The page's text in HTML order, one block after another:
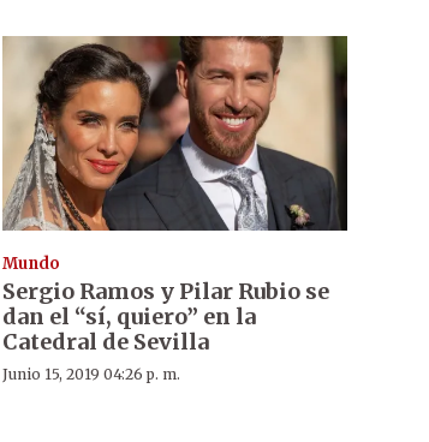
Mundo
Sergio Ramos y Pilar Rubio se
dan el “sí, quiero” en la
Catedral de Sevilla
Junio 15, 2019 04:26 p. m.